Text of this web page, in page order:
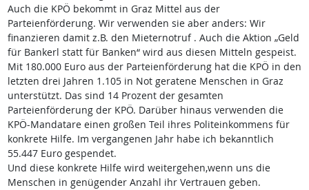
Auch die KPÖ bekommt in Graz Mittel aus der
Parteienförderung. Wir verwenden sie aber anders: Wir
finanzieren damit z.B. den Mieternotruf . Auch die Aktion „Geld
für Bankerl statt für Banken“ wird aus diesen Mitteln gespeist.
Mit 180.000 Euro aus der Parteienförderung hat die KPÖ in den
letzten drei Jahren 1.105 in Not geratene Menschen in Graz
unterstützt. Das sind 14 Prozent der gesamten
Parteienförderung der KPÖ. Darüber hinaus verwenden die
KPÖ-Mandatare einen großen Teil ihres Politeinkommens für
konkrete Hilfe. Im vergangenen Jahr habe ich bekanntlich
55.447 Euro gespendet.
Und diese konkrete Hilfe wird weitergehen,wenn uns die
Menschen in genügender Anzahl ihr Vertrauen geben.